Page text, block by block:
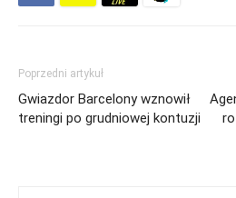
Poprzedni artykuł
Gwiazdor Barcelony wznowił
treningi po grudniowej kontuzji